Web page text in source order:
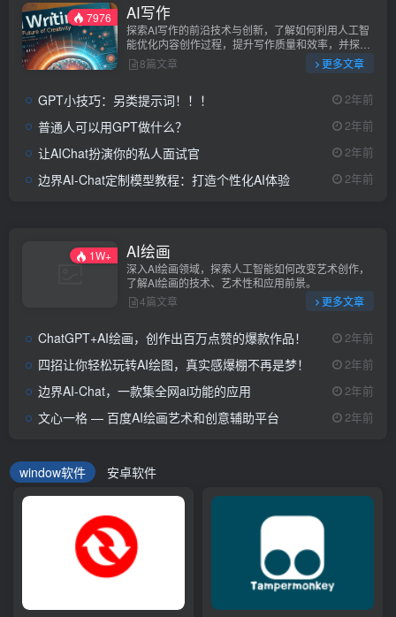
7976 AI写作
探索AI写作的前沿技术与创新，了解如何利用人工智
能优化内容创作过程，提升写作质量和效率，并探讨
AI写作对未来内容产业的影响。
8篇文章 更多文章
GPT小技巧：另类提示词！！！ 2年前
普通人可以用GPT做什么？ 2年前
让AIChat扮演你的私人面试官 2年前
边界AI-Chat定制模型教程：打造个性化AI体验 2年前
1W+ AI绘画
深入AI绘画领域，探索人工智能如何改变艺术创作，
了解AI绘画的技术、艺术性和应用前景。
4篇文章
更多文章
ChatGPT+AI绘画，创作出百万点赞的爆款作品！ 2年前
四招让你轻松玩转AI绘图，真实感爆棚不再是梦！ 2年前
边界AI-Chat，一款集全网ai功能的应用 2年前
文心一格 — 百度AI绘画艺术和创意辅助平台 2年前
window软件 安卓软件